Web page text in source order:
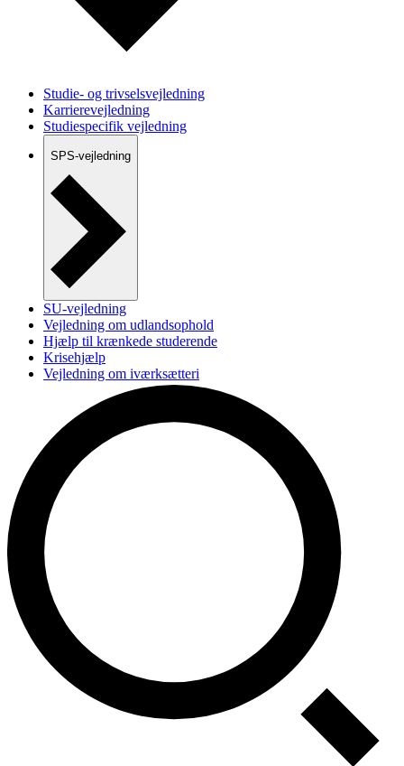
Studie- og trivselsvejledning
Karrierevejledning
Studiespecifik vejledning
SPS-vejledning
SU-vejledning
Vejledning om udlandsophold
Hjælp til krænkede studerende
Krisehjælp
Vejledning om iværksætteri
Elitesport og studier